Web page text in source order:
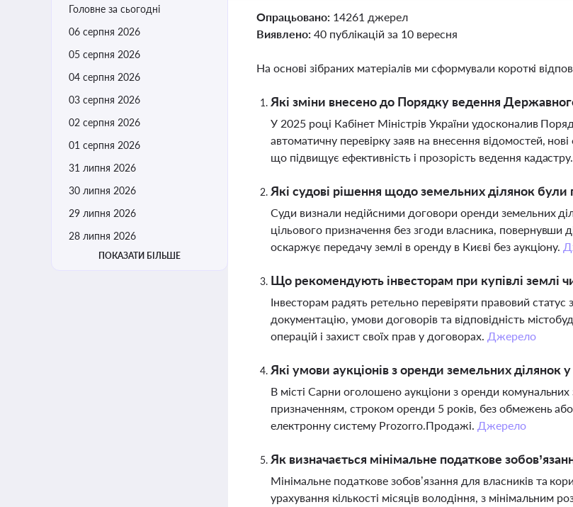
Головне за сьогодні
06 серпня 2026
05 серпня 2026
04 серпня 2026
03 серпня 2026
02 серпня 2026
01 серпня 2026
31 липня 2026
30 липня 2026
29 липня 2026
28 липня 2026
ПОКАЗАТИ БІЛЬШЕ
Опрацьовано: 14261 джерел
Виявлено: 40 публікацій за 10 вересня
На основі зібраних матеріалів ми сформували короткі
Які зміни внесено до Порядку ведення
У 2025 році Кабінет Міністрів України удосконалив
автоматичну перевірку заяв на внесення відомостей,
що підвищує ефективність і прозорість ведення кадастру.
Які судові рішення щодо земельних ділянок були
Суди визнали недійсними договори оренди земельних
цільового призначення без згоди власника, повернувши
оскаржує передачу землі в оренду в Києві без аукціону.
Що рекомендують інвесторам при купівлі землі
Інвесторам радять ретельно перевіряти правовий
документацію, умови договорів та відповідність
операцій і захист своїх прав у договорах. Джерело
Які умови аукціонів з оренди земельних ділянок у
В місті Сарни оголошено аукціони з оренди
призначенням, строком оренди 5 років, без обмежень
електронну систему Prozorro.Продажі. Джерело
Як визначається мінімальне податкове
Мінімальне податкове зобов’язання для власників та
урахування кількості місяців володіння, з мінімальним